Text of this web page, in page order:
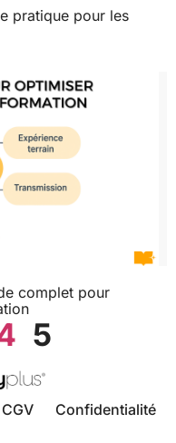
pratique pour les
complet pour
5
CGV Confidentialité